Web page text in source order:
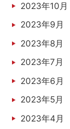
2023年10月
2023年9月
2023年8月
2023年7月
2023年6月
2023年5月
2023年4月